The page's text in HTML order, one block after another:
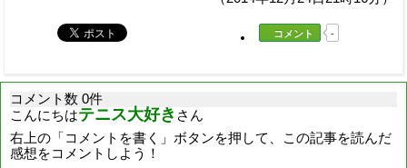
コメント -
コメント数 0件
こんにちはテニス大好き さん
右上の「コメントを書く」ボタンを押して、この記事を読んだ
感想をコメントしよう！